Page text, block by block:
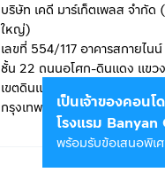
บริษัท เคดี มาร์เก็ตเพลส จำกัด
ใหญ่)
เลขที่ 554/117 อาคารสกายไนน์
ชั้น 22 ถนนอโศก-ดินแดง แขว
เขตดินแดง
กรุงเทพมหานคร 10400
เป็นเจ้าของคอนโ
โรงแรม Banyan
พร้อมรับข้อเสนอพิเ